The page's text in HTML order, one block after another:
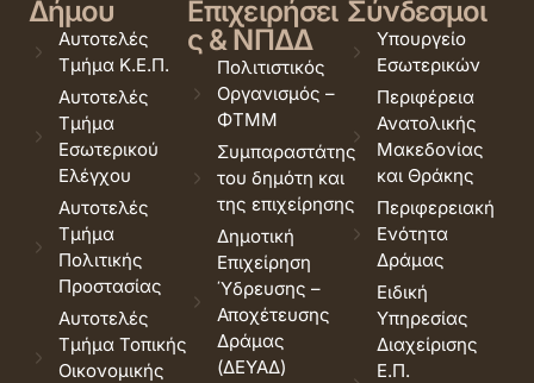
Δήμου
Αυτοτελές
Τμήμα Κ.Ε.Π.
Αυτοτελές
Τμήμα
Εσωτερικού
Ελέγχου
Αυτοτελές
Τμήμα
Πολιτικής
Προστασίας
Αυτοτελές
Τμήμα Τοπικής
Οικονομικής
Επιχειρήσει
ς & ΝΠΔΔ
Πολιτιστικός
Οργανισμός –
ΦΤΜΜ
Συμπαραστάτης
του δημότη και
της επιχείρησης
Δημοτική
Επιχείρηση
Ύδρευσης –
Αποχέτευσης
Δράμας
(ΔΕΥΑΔ)
Σύνδεσμοι
Υπουργείο
Εσωτερικών
Περιφέρεια
Ανατολικής
Μακεδονίας
και Θράκης
Περιφερειακή
Ενότητα
Δράμας
Ειδική
Υπηρεσίας
Διαχείρισης
Ε.Π.